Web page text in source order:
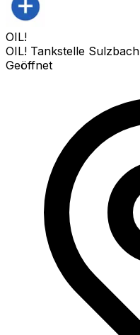
OIL!
OIL! Tankstelle Sulzbach
Geöffnet